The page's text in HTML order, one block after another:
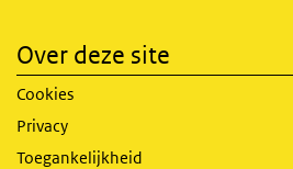
Over deze site
Cookies
Privacy
Toegankelijkheid